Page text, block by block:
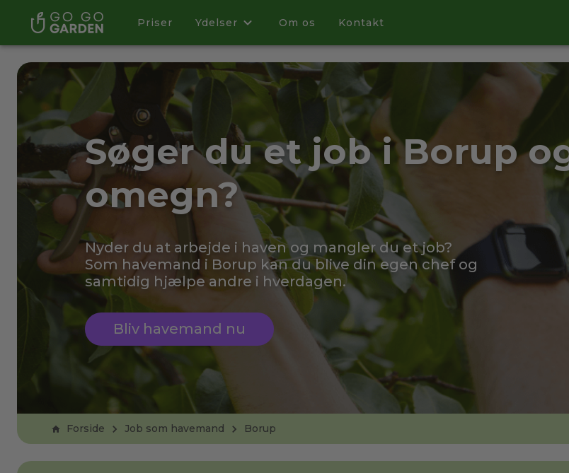
Priser Ydelser Om os Kontakt
Søger du et job i Borup
omegn?
Nyder du at arbejde i haven og mangler du et job?
Som havemand i Borup kan du blive din egen chef og
samtidig hjælpe andre i hverdagen.
Bliv havemand nu
Forside Job som havemand Borup